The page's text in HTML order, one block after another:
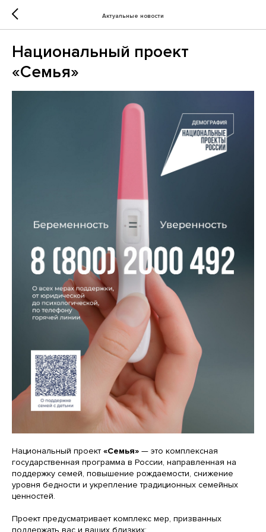
Актуальные новости
Национальный проект
«Семья»
Национальный проект «Семья» — это комплексная
государственная программа в России, направленная на
поддержку семей, повышение рождаемости, снижение
уровня бедности и укрепление традиционных семейных
ценностей.
Проект предусматривает комплекс мер, призванных
поддержать вас и ваших близких: